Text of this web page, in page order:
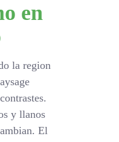
en
la region
y llanos
El